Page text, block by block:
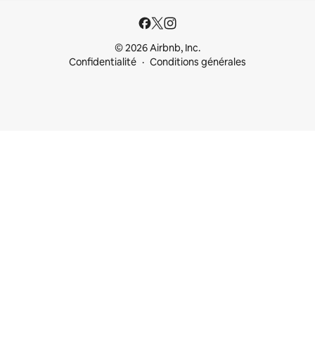
© 2026 Airbnb, Inc.
Confidentialité
Conditions générales